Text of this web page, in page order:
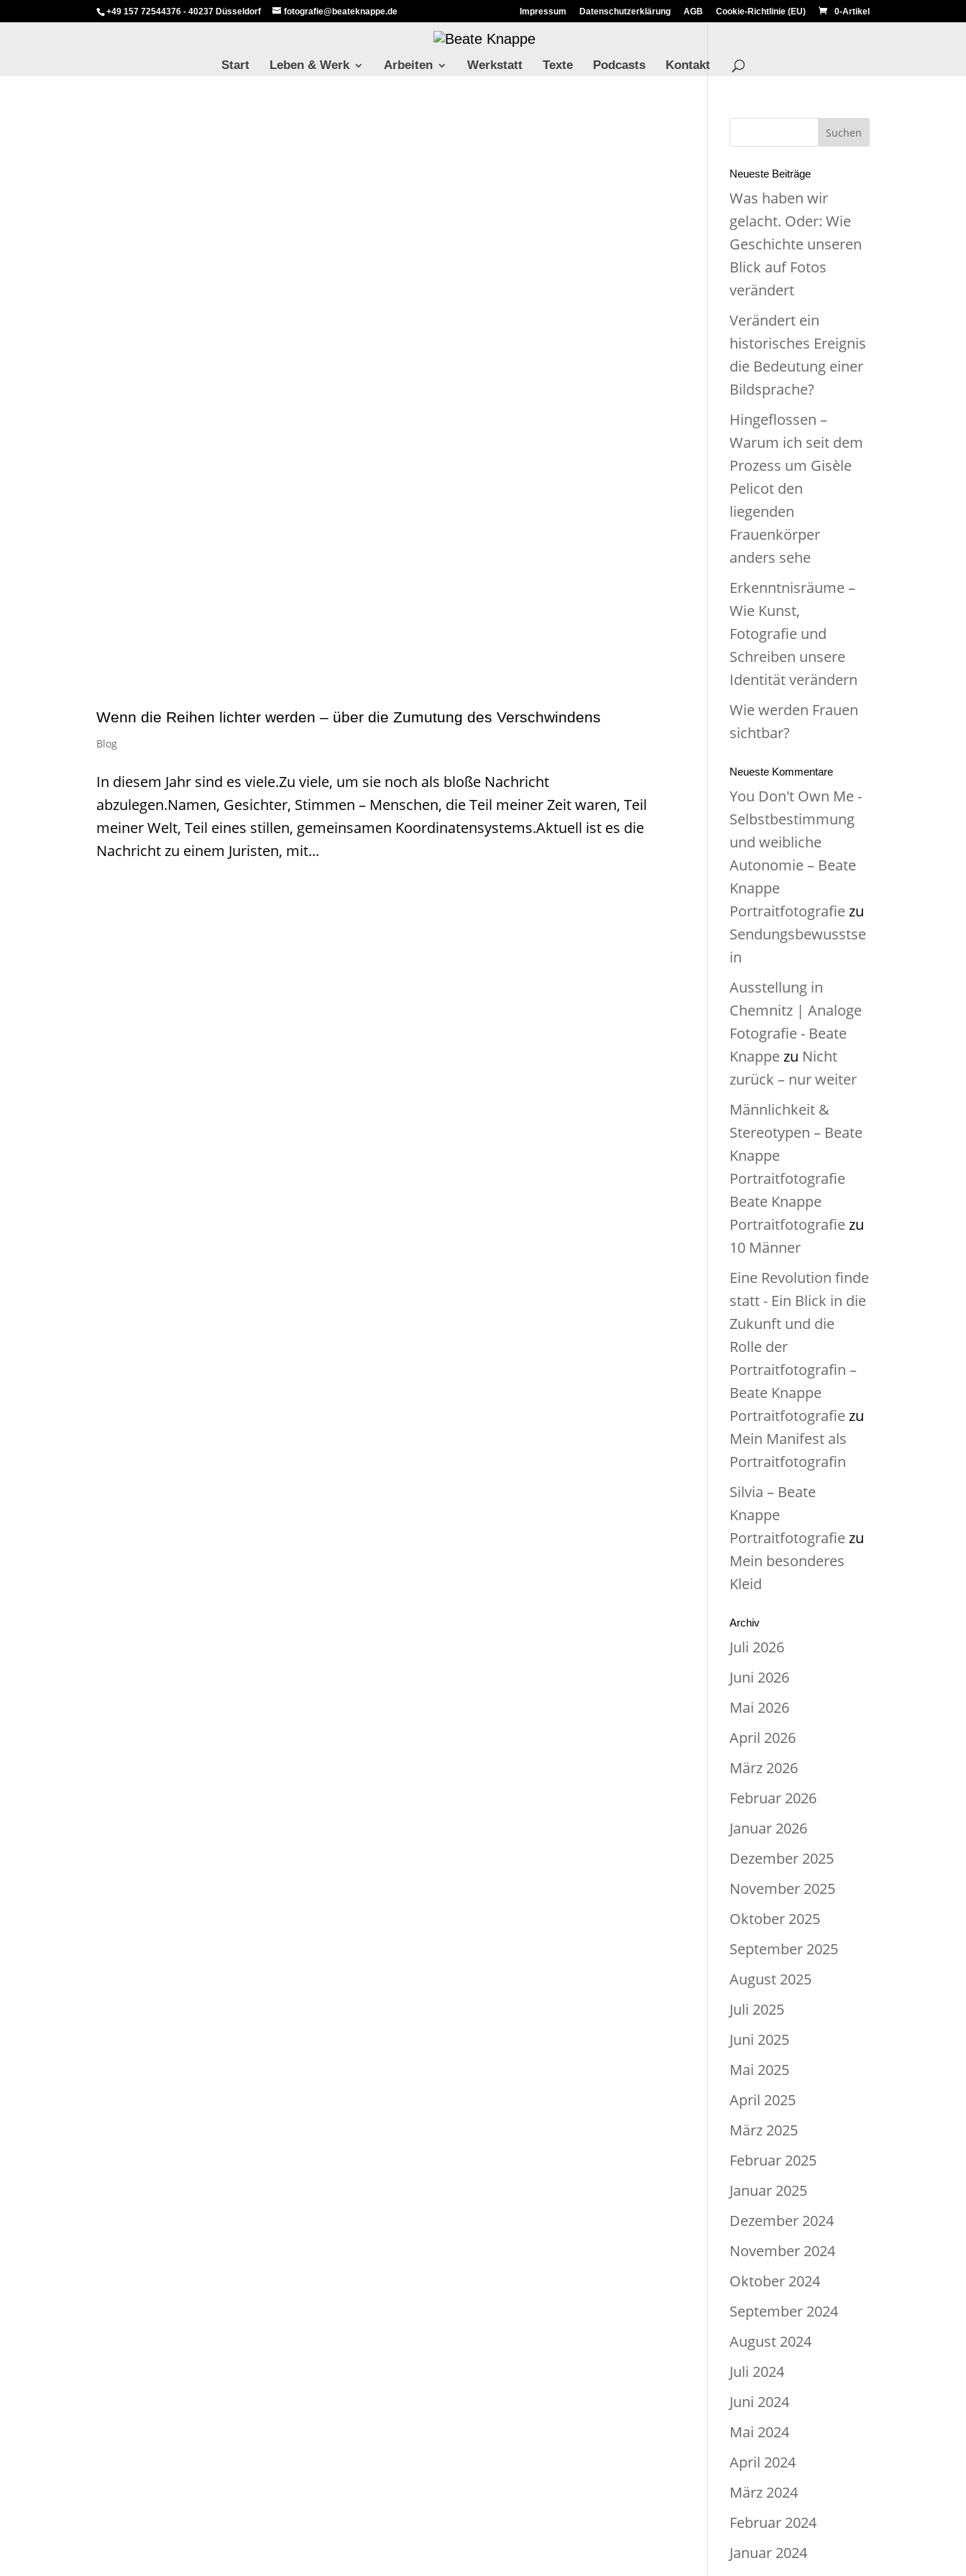
+49 157 72544376 - 40237 Düsseldorf fotografie@beateknappe.de Impressum Datenschutzerklärung AGB Cookie-Richtlinie (EU) 0-Artikel
Start Leben & Werk Arbeiten Werkstatt Texte Podcasts Kontakt
Wenn die Reihen lichter werden – über die Zumutung des Verschwindens
Blog
In diesem Jahr sind es viele.Zu viele, um sie noch als bloße Nachricht
abzulegen.Namen, Gesichter, Stimmen – Menschen, die Teil meiner Zeit waren, Teil
meiner Welt, Teil eines stillen, gemeinsamen Koordinatensystems.Aktuell ist es die
Nachricht zu einem Juristen, mit...
Neueste Beiträge
Was haben wir
gelacht. Oder: Wie
Geschichte unseren
Blick auf Fotos
verändert
Verändert ein
historisches Ereignis
die Bedeutung einer
Bildsprache?
Hingeflossen –
Warum ich seit dem
Prozess um Gisèle
Pelicot den
liegenden
Frauenkörper
anders sehe
Erkenntnisräume –
Wie Kunst,
Fotografie und
Schreiben unsere
Identität verändern
Wie werden Frauen
sichtbar?
Neueste Kommentare
You Don't Own Me -
Selbstbestimmung
und weibliche
Autonomie – Beate
Knappe
Portraitfotografiezu
Sendungsbewusstse
in
Ausstellung in
Chemnitz | Analoge
Fotografie - Beate
Knappezu Nicht
zurück – nur weiter
Männlichkeit &
Stereotypen – Beate
Knappe
Portraitfotografie
Beate Knappe
Portraitfotografiezu
10 Männer
Eine Revolution finde
statt - Ein Blick in die
Zukunft und die
Rolle der
Portraitfotografin –
Beate Knappe
Portraitfotografiezu
Mein Manifest als
Portraitfotografin
Silvia – Beate
Knappe
Portraitfotografiezu
Mein besonderes
Kleid
Archiv
Juli 2026
Juni 2026
Mai 2026
April 2026
März 2026
Februar 2026
Januar 2026
Dezember 2025
November 2025
Oktober 2025
September 2025
August 2025
Juli 2025
Juni 2025
Mai 2025
April 2025
März 2025
Februar 2025
Januar 2025
Dezember 2024
November 2024
Oktober 2024
September 2024
August 2024
Juli 2024
Juni 2024
Mai 2024
April 2024
März 2024
Februar 2024
Januar 2024